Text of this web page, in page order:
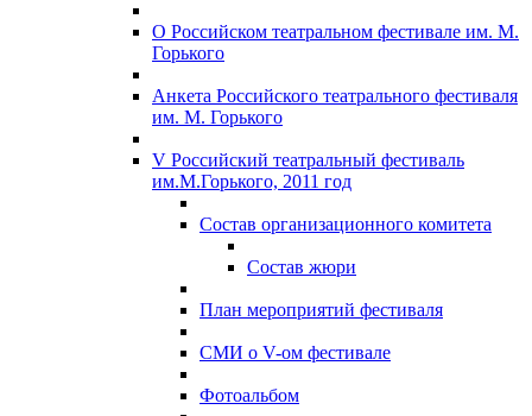
О Российском театральном фестивале им. М.
Горького
Анкета Российского театрального фестиваля
им. М. Горького
V Российский театральный фестиваль
им.М.Горького, 2011 год
Состав организационного комитета
Состав жюри
План мероприятий фестиваля
СМИ о V-ом фестивале
Фотоальбом